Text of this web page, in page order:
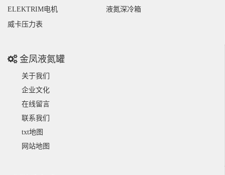
ELEKTRIM电机
液氮深冷箱
威卡压力表
金凤液氮罐
关于我们
企业文化
在线留言
联系我们
txt地图
网站地图